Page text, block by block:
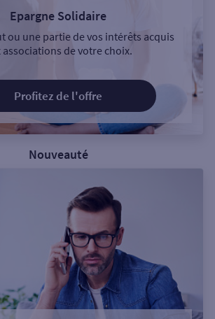
Epargne Solidaire
ou une partie de vos intérêts acquis
associations de votre choix.
Profitez de l'offre
Nouveauté